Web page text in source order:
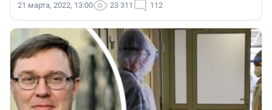
21 марта, 2022, 13:00 23 311 112